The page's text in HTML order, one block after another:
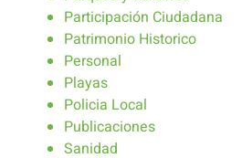
Participación Ciudadana
Patrimonio Historico
Personal
Playas
Policia Local
Publicaciones
Sanidad